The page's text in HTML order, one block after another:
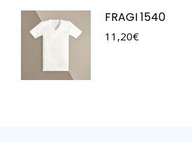
FRAGI 1540
11,20€